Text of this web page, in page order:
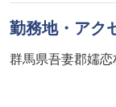
勤務地・アク
群馬県吾妻郡嬬恋